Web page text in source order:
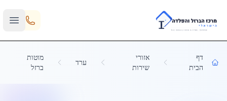
Skip to main content
דף
הבית
אזורי
שירות
ערד
מוטות
ברזל